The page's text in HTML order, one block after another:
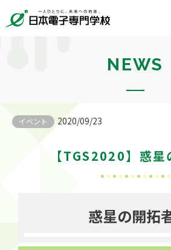
NEWS
イベント 2020/09/23
【TGS2020】惑星
惑星の開拓